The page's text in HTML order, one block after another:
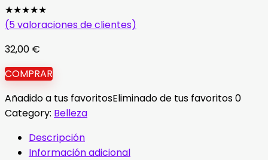
★★★★★
(5valoraciones de clientes)
32,00 €
COMPRAR
Añadido a tus favoritosEliminado de tus favoritos0
Category: Belleza
Descripción
Información adicional